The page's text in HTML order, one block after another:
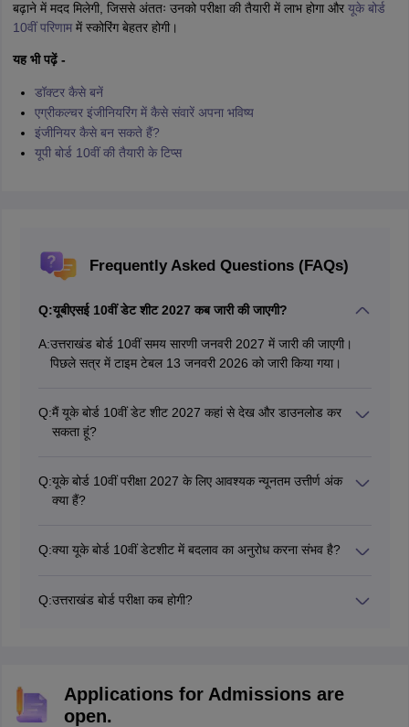
बढ़ाने में मदद मिलेगी, जिससे अंततः उनको परीक्षा की तैयारी में लाभ होगा और यूके बोर्ड
10वीं परिणाममें स्कोरिंग बेहतर होगी।
यह भी पढ़ें -
डॉक्टर कैसे बनें
एग्रीकल्चर इंजीनियरिंग में कैसे संवारें अपना भविष्य
इंजीनियर कैसे बन सकते हैं?
यूपी बोर्ड 10वीं की तैयारी के टिप्स
Frequently Asked Questions (FAQs)
Q:यूबीएसई 10वीं डेट शीट 2027 कब जारी की जाएगी?
A:उत्तराखंड बोर्ड 10वीं समय सारणी जनवरी 2027 में जारी की जाएगी।
पिछले सत्र में टाइम टेबल 13 जनवरी 2026 को जारी किया गया।
Q:मैं यूके बोर्ड 10वीं डेट शीट 2027 कहां से देख और डाउनलोड कर
सकता हूं?
ubse.uk.gov.in से डाउनलोड कर सकते हैं।
Q:यूके बोर्ड 10वीं परीक्षा 2027 के लिए आवश्यक न्यूनतम उत्तीर्ण अंक
क्या हैं?
विषय में न्यूनतम 33% अंक प्राप्त करने होंगे।
Q:क्या यूके बोर्ड 10वीं डेटशीट में बदलाव का अनुरोध करना संभव है?
किसी तरह की विसंगति है तो उसकी ओर बोर्ड का ध्यान आकृष्ट करा सकते
Q:उत्तराखंड बोर्ड परीक्षा कब होगी?
Applications for Admissions are
open.